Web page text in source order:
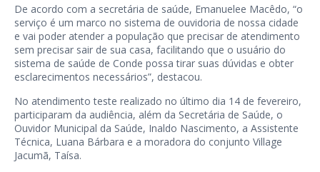
De acordo com a secretária de saúde, Emanuelee Macêdo, “o
serviço é um marco no sistema de ouvidoria de nossa cidade
e vai poder atender a população que precisar de atendimento
sem precisar sair de sua casa, facilitando que o usuário do
sistema de saúde de Conde possa tirar suas dúvidas e obter
esclarecimentos necessários”, destacou.
No atendimento teste realizado no último dia 14 de fevereiro,
participaram da audiência, além da Secretária de Saúde, o
Ouvidor Municipal da Saúde, Inaldo Nascimento, a Assistente
Técnica, Luana Bárbara e a moradora do conjunto Village
Jacumã, Taísa.